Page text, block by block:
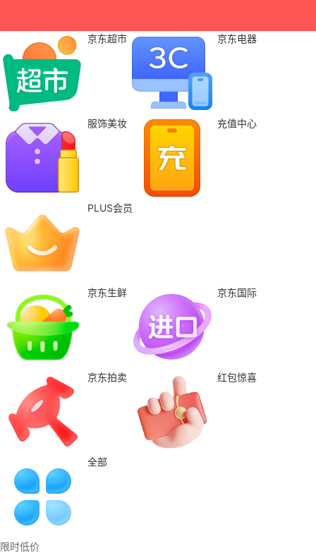
京东超市 京东电器
服饰美妆 充值中心
PLUS会员
京东生鲜 京东国际
京东拍卖 红包惊喜
全部
限时低价